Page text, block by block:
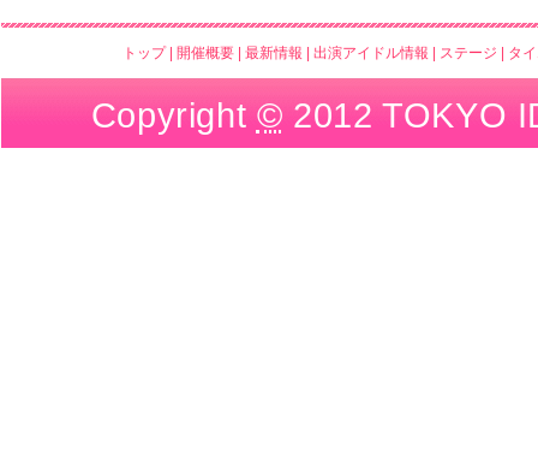
トップ| 開催概要| 最新情報 出演アイドル情報 ステージ タ
Copyright©2012 TOKYO